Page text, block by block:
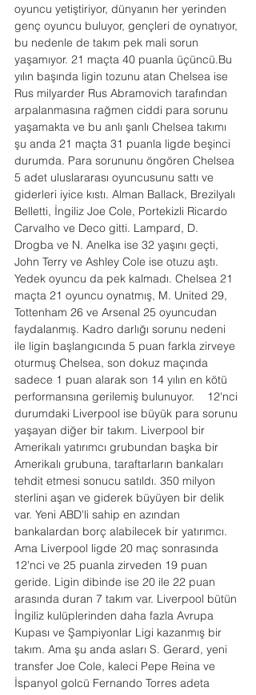
oyuncu yetiştiriyor, dünyanın her yerinden
genç oyuncu buluyor, gençleri de oynatıyor,
bu nedenle de takım pek mali sorun
yaşamıyor. 21 maçta 40 puanla üçüncü.Bu
yılın başında ligin tozunu atan Chelsea ise
Rus milyarder Rus Abramovich tarafından
arpalanmasına rağmen ciddi para sorunu
yaşamakta ve bu anlı şanlı Chelsea takımı
şu anda 21 maçta 31 puanla ligde beşinci
durumda. Para sorununu öngören Chelsea
5 adet uluslararası oyuncusunu sattı ve
giderleri iyice kıstı. Alman Ballack, Brezilyalı
Belletti, İngiliz Joe Cole, Portekizli Ricardo
Carvalho ve Deco gitti. Lampard, D.
Drogba ve N. Anelka ise 32 yaşını geçti,
John Terry ve Ashley Cole ise otuzu aştı.
Yedek oyuncu da pek kalmadı. Chelsea 21
maçta 21 oyuncu oynatmış, M. United 29,
Tottenham 26 ve Arsenal 25 oyuncudan
faydalanmış. Kadro darlığı sorunu nedeni
ile ligin başlangıcında 5 puan farkla zirveye
oturmuş Chelsea, son dokuz maçında
sadece 1 puan alarak son 14 yılın en kötü
performansına gerilemiş bulunuyor.    12'nci
durumdaki Liverpool ise büyük para sorunu
yaşayan diğer bir takım. Liverpool bir
Amerikalı yatırımcı grubundan başka bir
Amerikalı grubuna, taraftarların bankaları
tehdit etmesi sonucu satıldı. 350 milyon
sterlini aşan ve giderek büyüyen bir delik
var. Yeni ABD'li sahip en azından
bankalardan borç alabilecek bir yatırımcı.
Ama Liverpool ligde 20 maç sonrasında
12'nci ve 25 puanla zirveden 19 puan
geride. Ligin dibinde ise 20 ile 22 puan
arasında duran 7 takım var. Liverpool bütün
İngiliz kulüplerinden daha fazla Avrupa
Kupası ve Şampiyonlar Ligi kazanmış bir
takım. Ama şu anda asları S. Gerard, yeni
transfer Joe Cole, kaleci Pepe Reina ve
İspanyol golcü Fernando Torres adeta